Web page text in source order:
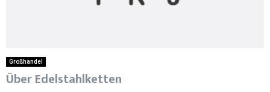
Großhandel
Über Edelstahlketten